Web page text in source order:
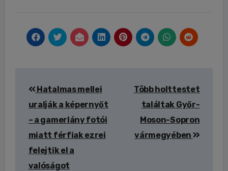
navigáció
Hatalmas mellei
uralják a képernyőt
– a gamerlány fotói
miatt férfiak ezrei
felejtik el a
valóságot
Több holttestet
találtak Győr-
Moson-Sopron
vármegyében